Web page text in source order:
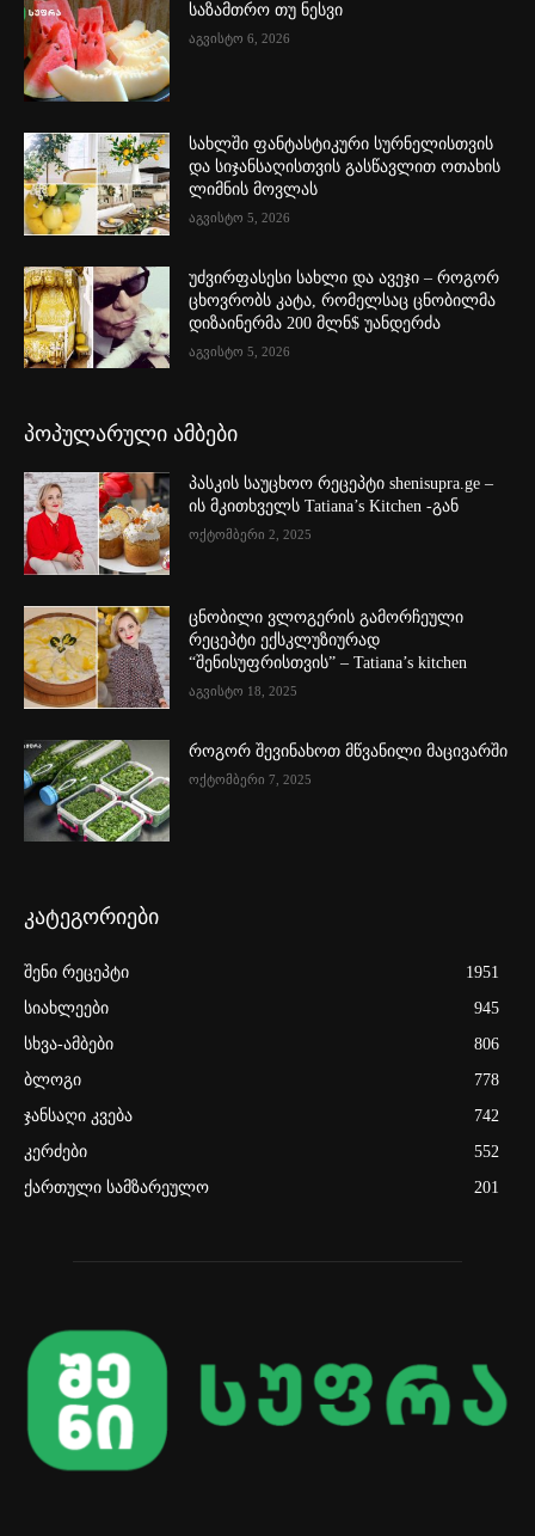
საზამთრო თუ ნესვი
აგვისტო 6, 2026
სახლში ფანტასტიკური სურნელისთვის
და სიჯანსაღისთვის გასწავლით ოთახის
ლიმნის მოვლას
აგვისტო 5, 2026
უძვირფასესი სახლი და ავეჯი – როგორ
ცხოვრობს კატა, რომელსაც ცნობილმა
დიზაინერმა 200 მლნ$ უანდერძა
აგვისტო 5, 2026
პოპულარული ამბები
პასკის საუცხოო რეცეპტი shenisupra.ge –
ის მკითხველს Tatiana’s Kitchen -გან
ოქტომბერი 2, 2025
ცნობილი ვლოგერის გამორჩეული
რეცეპტი ექსკლუზიურად
“შენისუფრისთვის” – Tatiana’s kitchen
აგვისტო 18, 2025
როგორ შევინახოთ მწვანილი მაცივარში
ოქტომბერი 7, 2025
კატეგორიები
შენი რეცეპტი
1951
სიახლეები
945
სხვა-ამბები
806
ბლოგი
778
ჯანსაღი კვება
742
კერძები
552
ქართული სამზარეულო
201